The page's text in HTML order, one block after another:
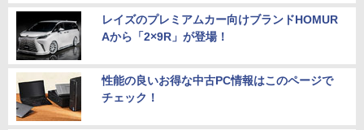
レイズのプレミアムカー向けブランドHOMUR
Aから「2×9R」が登場！
性能の良いお得な中古PC情報はこのページで
チェック！